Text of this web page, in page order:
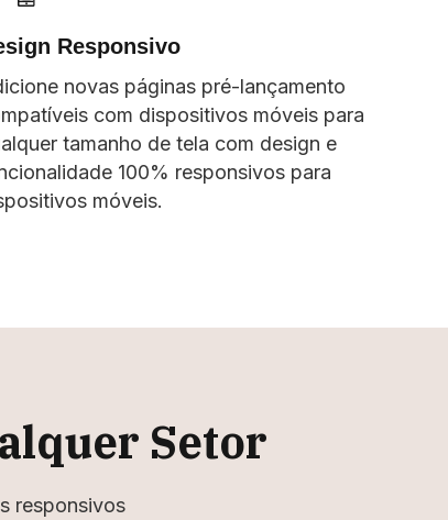
Responsivo
novas páginas pré-lançamento
com dispositivos móveis para
tamanho de tela com design e
100% responsivos para
móveis.
Setor
responsivos